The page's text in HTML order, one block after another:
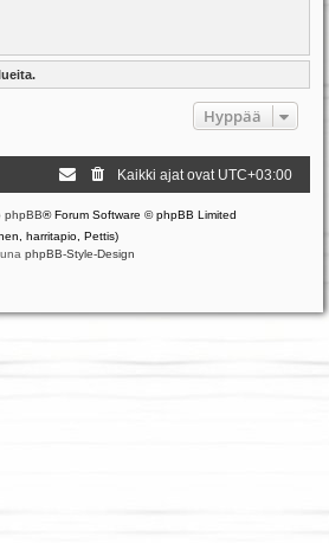
Hyppää
Kaikki ajat ovat UTC+03:00
phpBB® Forum Software © phpBB Limited
harritapio, Pettis)
phpBB-Style-Design